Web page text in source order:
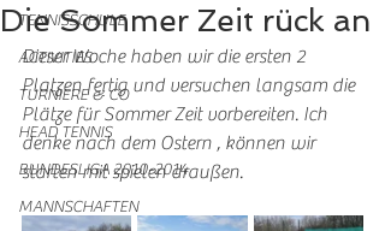
TENNISSCHULE
ACTIVITIES
TURNIERE & CO
HEAD TENNIS
BUNDESLIGA 2010-2014
MANNSCHAFTEN
Die Sommer Zeit rück an
Dieser Woche haben wir die ersten 2
Platzen fertig und versuchen langsam die
Plätze für Sommer Zeit vorbereiten. Ich
denke nach dem Ostern , können wir
starten mit spielen draußen.